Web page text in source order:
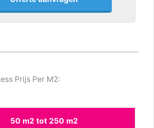
Prijs Per M2:
50 m2 tot 250 m2